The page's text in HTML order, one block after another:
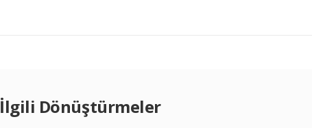
İlgili Dönüştürmeler